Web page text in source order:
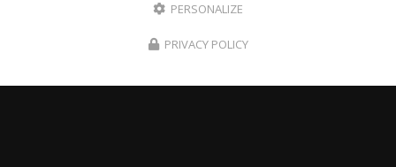
PERSONALIZE
PRIVACY POLICY